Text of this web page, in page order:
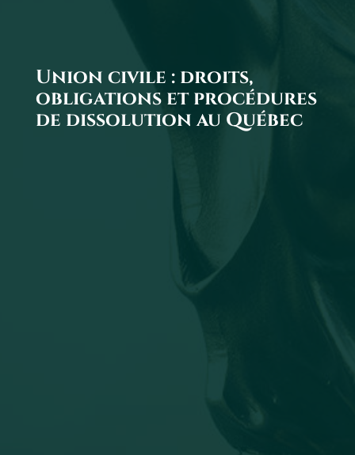
Union civile : droits,
obligations et procédures
de dissolution au Québec